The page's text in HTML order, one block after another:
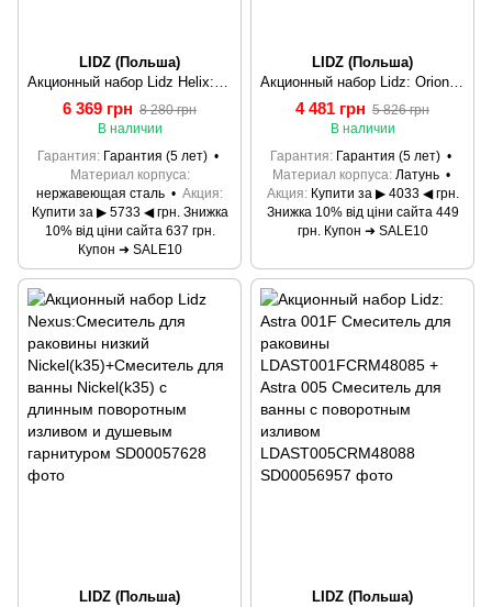
LIDZ (Польша)
6 369 грн 8 280 грн
В наличии
Гарантия
Гарантия (5 лет)
Материал корпуса
нержавеющая сталь
Акция
Купити за ▶ 5733 ◀ грн. Знижка
10% від ціни сайта 637 грн.
Купон ➜ SALE10
LIDZ (Польша)
4 481 грн 5 826 грн
В наличии
Гарантия
Гарантия (5 лет)
Материал корпуса Латунь
Акция
Купити за ▶ 4033 ◀ грн.
Знижка 10% від ціни сайта 449
грн. Купон ➜ SALE10
LIDZ (Польша)
LIDZ (Польша)